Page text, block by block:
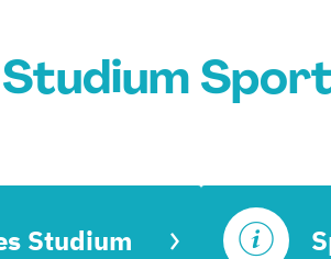
Studium